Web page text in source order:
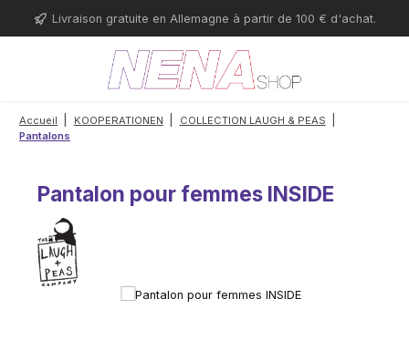
Passer au contenu principal
Livraison gratuite en Allemagne à partir de 100 € d'achat.
Accueil KOOPERATIONEN COLLECTION LAUGH & PEAS
Pantalons
Pantalon pour femmes INSIDE
Ignorer la galerie d'images